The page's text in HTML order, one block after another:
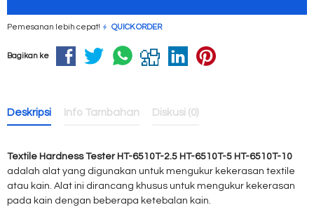
Pemesanan lebih cepat! QUICK ORDER
Bagikan ke
Deskripsi Info Tambahan Diskusi (0)
Textile Hardness Tester HT-6510T-2.5 HT-6510T-5 HT-6510T-10
adalah alat yang digunakan untuk mengukur kekerasan textile
atau kain. Alat ini dirancang khusus untuk mengukur kekerasan
pada kain dengan beberapa ketebalan kain.